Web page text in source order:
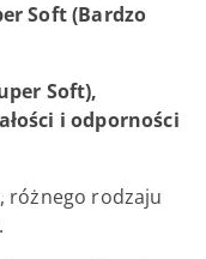
Soft (Bardzo
Soft),
i odporności
różnego rodzaju